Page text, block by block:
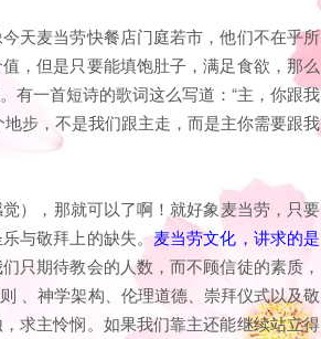
天麦当劳快餐店门庭若市，他们不在乎所
，但是只要能填饱肚子，满足食欲，那么
有一首短诗的歌词这么写道：“主，你跟我
步，不是我们跟主走，而是主你需要跟我
），那就可以了啊！就好象麦当劳，只要
与敬拜上的缺失。麦当劳文化，讲求的是
只期待教会的人数，而不顾信徒的素质，
、神学架构、伦理道德、崇拜仪式以及敬
求主怜悯。如果我们靠主还能继续站立得